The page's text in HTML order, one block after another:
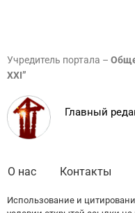
Учредитель портала –
XXI”
Главный
О нас Контакты
Использование и